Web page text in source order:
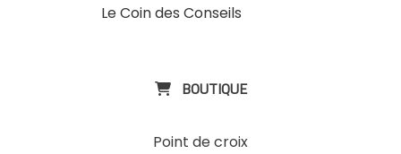
Le Coin des Conseils
 BOUTIQUE
Point de croix